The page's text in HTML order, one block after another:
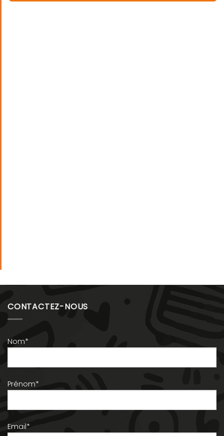
CONTACTEZ-NOUS
Nom*
Prénom*
Email*